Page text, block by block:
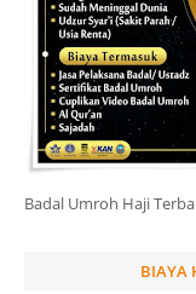
Badal Umroh Haji
BIAYA